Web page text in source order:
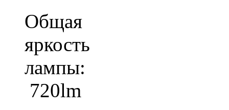
Общая
яркость
лампы:
720lm